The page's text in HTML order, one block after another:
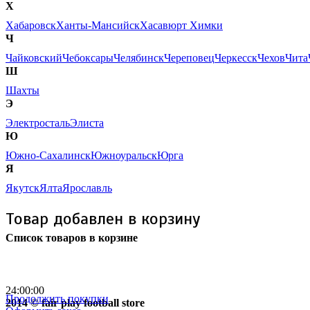
Х
ХабаровскХанты-МансийскХасавюрт Химки
Ч
ЧайковскийЧебоксарыЧелябинскЧереповецЧеркесскЧеховЧита
Ш
Шахты
Э
ЭлектростальЭлиста
Ю
Южно-СахалинскЮжноуральскЮрга
Я
ЯкутскЯлтаЯрославль
Товар добавлен в корзину
Список товаров в корзине
Продолжить покупки
24:00:00
2014 © fair play football store